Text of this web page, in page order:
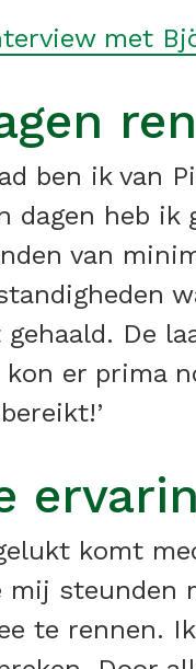
met
ben ik van
dagen heb
van
De
kon er prima
komt
mij steunden
te rennen.